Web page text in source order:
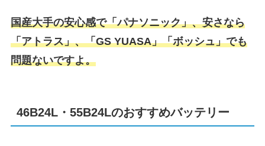
国産大手の安心感で「パナソニック」、安さなら
「アトラス」、「GS YUASA」「ボッシュ」でも
問題ないですよ。
46B24L・55B24Lのおすすめバッテリー